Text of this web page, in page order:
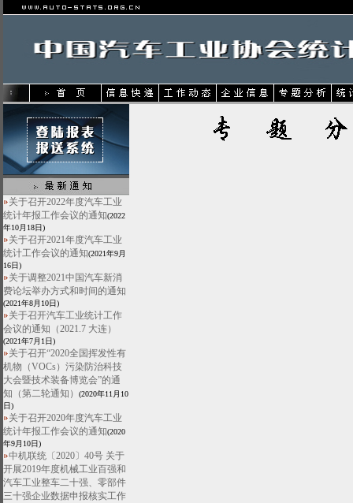
关于召开2022年度汽车工业
统计年报工作会议的通知(2022
年10月18日)
关于召开2021年度汽车工业
统计工作会议的通知(2021年9月
16日)
关于调整2021中国汽车新消
费论坛举办方式和时间的通知
(2021年8月10日)
关于召开汽车工业统计工作
会议的通知（2021.7 大连）
(2021年7月1日)
关于召开“2020全国挥发性有
机物（VOCs）污染防治科技
大会暨技术装备博览会”的通
知（第二轮通知）
(2020年11月10
日)
关于召开2020年度汽车工业
统计年报工作会议的通知(2020
年9月10日)
中机联统〔2020〕40号 关于
开展2019年度机械工业百强和
汽车工业整车二十强、零部件
三十强企业数据申报核实工作